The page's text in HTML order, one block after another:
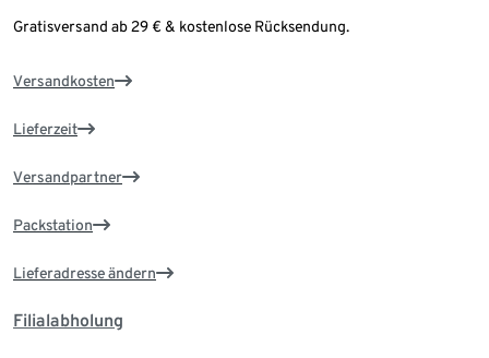
Gratisversand ab 29 € & kostenlose Rücksendung.
Versandkosten
Lieferzeit
Versandpartner
Packstation
Lieferadresse ändern
Filialabholung